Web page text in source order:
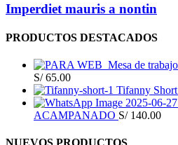
Imperdiet mauris a nontin
PRODUCTOS DESTACADOS
S/65.00
Tifanny Short
ACAMPANADO S/140.00